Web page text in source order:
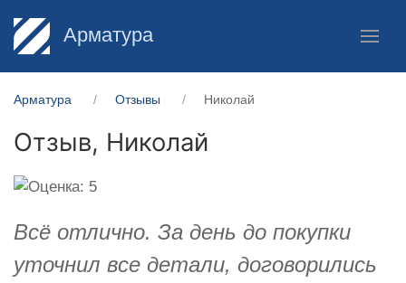
Арматура
Арматура Отзывы Николай
Отзыв, Николай
Всё отлично. За день до покупки
уточнил все детали, договорились